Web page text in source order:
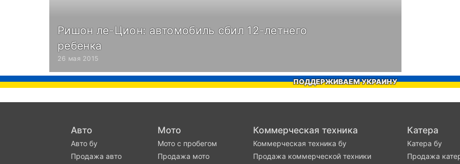
Ришон ле-Цион: автомобиль сбил 12-летнего
ребенка
26 мая 2015
ПОДДЕРЖИВАЕМ УКРАИНУ
Авто
Авто бу
Продажа авто
Мото
Мото с пробегом
Продажа мото
Коммерческая техника
Коммерческая техника бу
Продажа коммерческой техники
Катера
Катера бу
Продажа